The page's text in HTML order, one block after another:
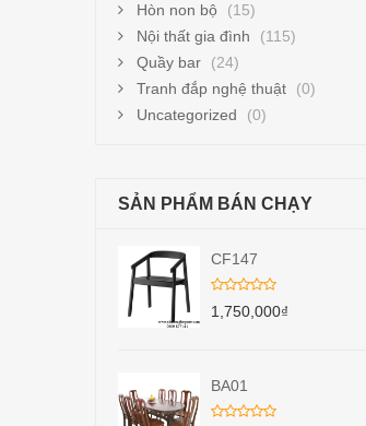
Hòn non bộ
(15)
Nội thất gia đình
(115)
Quầy bar
(24)
Tranh đắp nghệ thuật
(0)
Uncategorized
(0)
SẢN PHẨM BÁN CHẠY
CF147
1,750,000₫
BA01